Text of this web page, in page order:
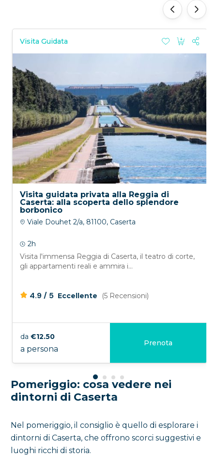
Visita Guidata
Visita guidata privata alla Reggia di
Caserta: alla scoperta dello splendore
borbonico
Viale Douhet 2/a, 81100, Caserta
2h
Visita l'immensa Reggia di Caserta, il teatro di corte,
gli appartamenti reali e ammira i...
4.9 / 5 Eccellente (5 Recensioni)
da €12.50
a persona
Prenota
‹ ›
Pomeriggio: cosa vedere nei
dintorni di Caserta
Nel pomeriggio, il consiglio è quello di esplorare i
dintorni di Caserta, che offrono scorci suggestivi e
luoghi ricchi di storia.